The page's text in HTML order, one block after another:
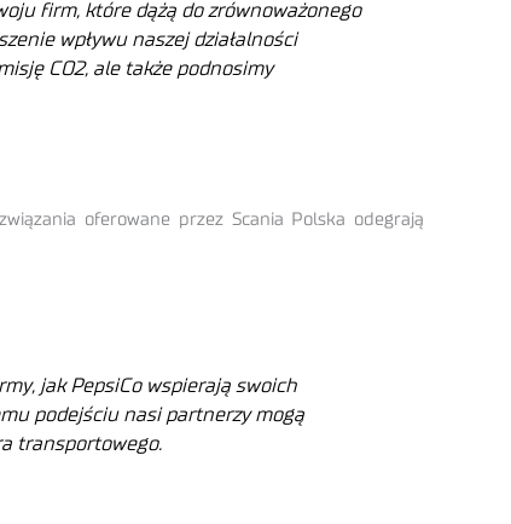
firm, które dążą do zrównoważonego
wpływu naszej działalności
CO2, ale także podnosimy
oferowane przez Scania Polska odegrają
jak PepsiCo wspierają swoich
podejściu nasi partnerzy mogą
transportowego.